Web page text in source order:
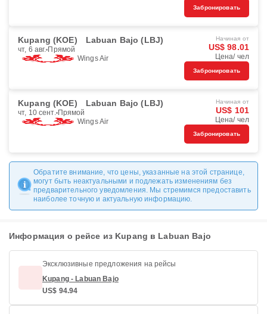
Забронировать
Kupang (KOE) Labuan Bajo (LBJ)
чт, 6 авг. Прямой
Wings Air
Начиная от
US$ 98.01
Цена/ чел
Забронировать
Kupang (KOE) Labuan Bajo (LBJ)
чт, 10 сент. Прямой
Wings Air
Начиная от
US$ 101
Цена/ чел
Забронировать
Обратите внимание, что цены, указанные на этой странице,
могут быть неактуальными и подлежать изменениям без
предварительного уведомления. Мы стремимся предоставить
наиболее точную и актуальную информацию.
Информация о рейсе из Kupang в Labuan Bajo
Эксклюзивные предложения на рейсы
Kupang - Labuan Bajo
US$ 94.94